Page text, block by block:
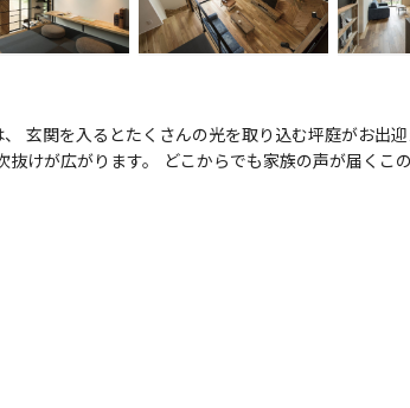
玄関を入るとたくさんの光を取り込む坪庭がお出迎
けが広がります。 どこからでも家族の声が届くこ